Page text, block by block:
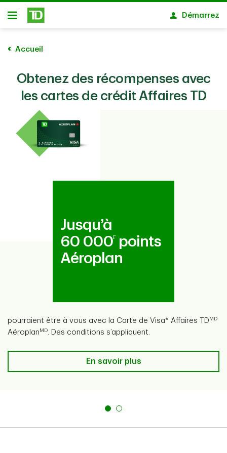
Passer au contenu principal
Ouvert
Démarrez
Accueil
Obtenez des récompenses avec
les cartes de crédit Affaires TD
Jusqu’à
60 000Γpoints
Aéroplan
pourraient être à vous avec la Carte de Visa* Affaires TD MD
Aéroplan MD. Des conditions s’appliquent.
En savoir plus